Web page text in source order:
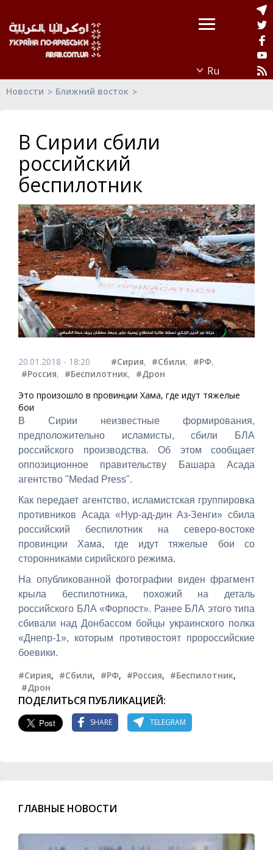
Новости Ближний восток
В Сирии сбили
российский
беспилотник
20.01.2018 - 18:20 #Сирия, #Сбили, #РФ,
#Россия, #Беспилотник, #Дрон
Это произошло в провинции Хама, где идут тяжелые
бои
В Сирии неизвестные формирования,
предположительно исламисты, сбили БЛА
российского производства. Об этом сообщает
оппозиционное правительству Башара Асада
агентство "Medad Press".
Как передает агентство, исламистская группировка
противников Асада «Нур-ад-дин Аз-Зенги» сбила
российский беспилотник на северо-востоке
провинции Хама, где идут тяжелые бои со
сторонниками сирийского режима.
На опубликованной фотографии виден фрагмент
крыла беспилотника, похожий на деталь
российского БЛА «Форпост». Ранее БЛА этого типа
сбивали над Донбассом бойцы украинского полка
«Днепр-1», которым противостоят пророссийские
боевики.
#Сирия, #Сбили, #РФ, #Россия, #Беспилотник,
#Дрон
ПОДЕЛИТЬСЯ ПУБЛИКАЦИЕЙ:
SHARE TELEGRAM
ГЛАВНЫЕ НОВОСТИ